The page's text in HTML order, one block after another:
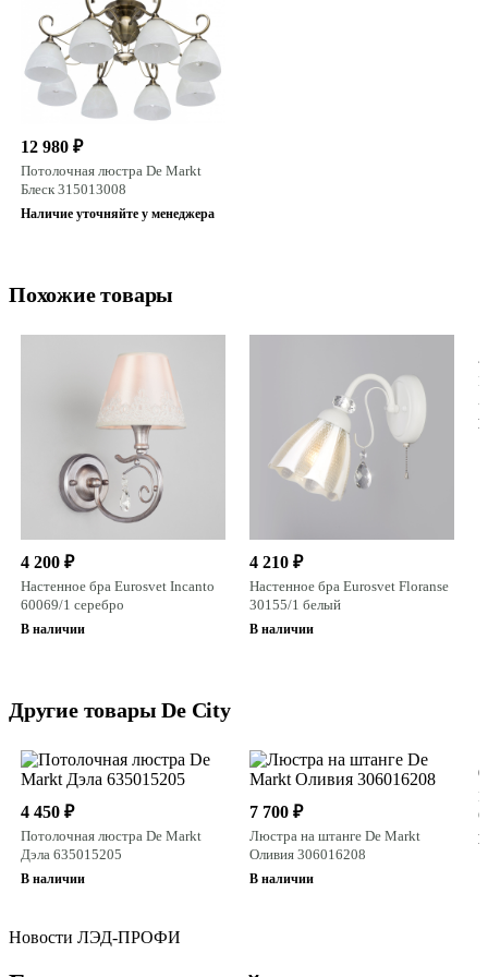
12 980 ₽
Потолочная люстра De Markt
Блеск 315013008
Наличие уточняйте у менеджера
Похожие товары
4 200 ₽
Настенное бра Eurosvet Incanto
60069/1 серебро
В наличии
4 210 ₽
Настенное бра Eurosvet Floranse
30155/1 белый
В наличии
Другие товары De City
4 450 ₽
Потолочная люстра De Markt
Дэла 635015205
В наличии
7 700 ₽
Люстра на штанге De Markt
Оливия 306016208
В наличии
Новости ЛЭД-ПРОФИ